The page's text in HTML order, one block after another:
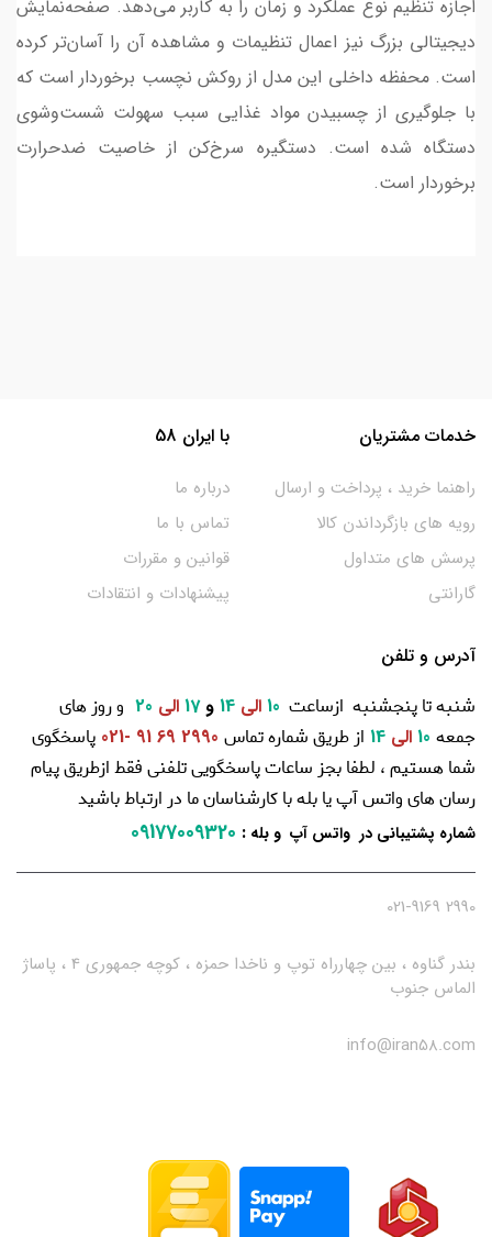
اجازه تنظیم نوع عملکرد و زمان‌ را به کاربر می‌دهد. صفحه‌نمایش
دیجیتالی بزرگ نیز اعمال تنظیمات و مشاهده آن را آسان‌تر کرده
است. محفظه داخلی این مدل از روکش نچسب برخوردار است که
با جلوگیری از چسبیدن مواد غذایی سبب سهولت شست‌وشوی
دستگاه شده است. دستگیره سرخ‌کن از خاصیت ضدحرارت
برخوردار است.
خدمات مشتریان
راهنما خرید ، پرداخت و ارسال
رویه های بازگرداندن کالا
پرسش های متداول
گارانتی
با ایران 58
درباره ما
تماس با ما
قوانین و مقررات
پیشنهادات و انتقادات
آدرس و تلفن
شنبه تا پنجشنبه ازساعت 10 الی و17 الی
و روز های
جمعه
الی از طریق شماره تماس 2990 69 91 -021
پاسخگوی
شما هستیم ، لطفا بجز ساعات پاسخگویی تلفنی فقط ازطریق پیام
رسان های واتس آپ یا بله با کارشناسان ما در ارتباط باشید
شماره پشتیبانی در واتس آپ و بله :
09177009320
2990 021-9169
بندر گناوه ، بین چهارراه توپ و ناخدا حمزه ، کوچه جمهوری 4 ، پاساژ
الماس جنوب
info@iran58.com